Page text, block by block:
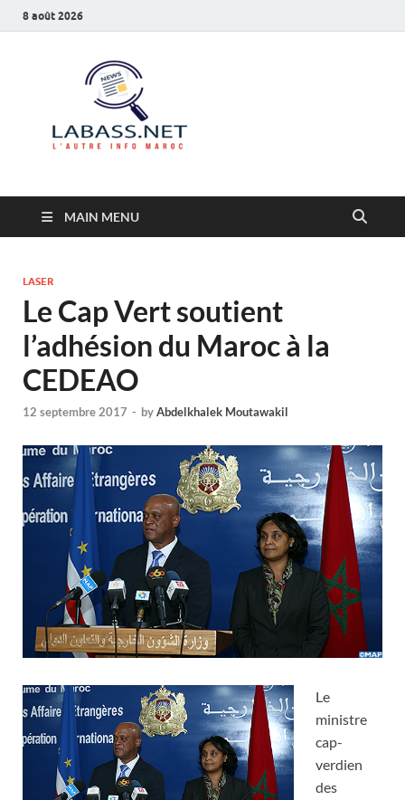
8 août 2026
MAIN MENU
LASER
Le Cap Vert soutient
l’adhésion du Maroc à la
CEDEAO
12 septembre 2017 - byAbdelkhalek Moutawakil
Le
ministre
cap-
verdien
des